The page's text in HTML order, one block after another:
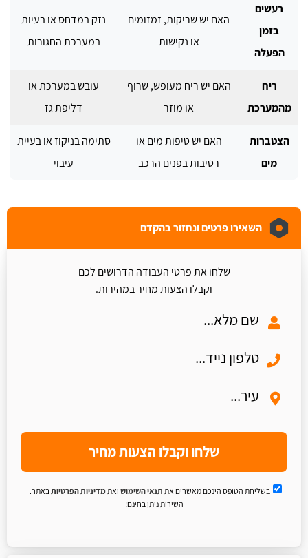
רעשים
בזמן
הפעלה
האם יש שריקות, זמזומים
או נקישות
נזק במדחס או בעיות
במערכת החגורות
ריח
מהמערכת
האם יש ריח מעופש, שרוף
או מוזר
עובש במערכת או
דליפת גז
הצטברות
מים
האם יש טיפות מים או
רטיבות בפנים הרכב
סתימה בניקוז או בעיית
עיבוי
השאירו פרטים ונחזור בהקדם
שלחו את פרטי העבודה הדרושים לכם
וקבלו הצעות מחיר במהירות.
שלחו וקבלו הצעות מחיר
בשליחת הטופס הינכם מאשרים את תנאי השימוש ואתמדיניות הפרטיות באתר.
השירות ניתן בחינם!